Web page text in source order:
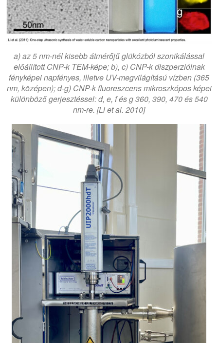
a) az 5 nm-nél kisebb átmérőjű glükózból szonikálással
előállított CNP-k TEM-képe; b), c) CNP-k diszperzióinak
fényképei napfényes, illetve UV-megvilágítású vízben (365
nm, középen); d-g) CNP-k fluoreszcens mikroszkópos képei
különböző gerjesztéssel: d, e, f és g 360, 390, 470 és 540
nm-re. [Li et al. 2010]